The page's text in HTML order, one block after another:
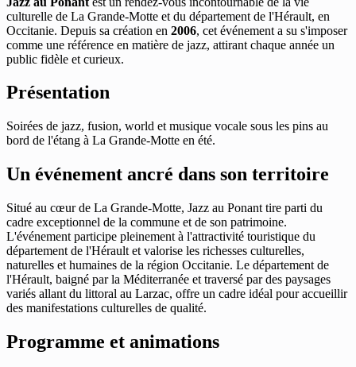
culturelle de La Grande-Motte et du département de l'Hérault, en
Occitanie. Depuis sa création en 2006, cet événement a su s'imposer
comme une référence en matière de jazz, attirant chaque année un
public fidèle et curieux.
Présentation
Soirées de jazz, fusion, world et musique vocale sous les pins au
bord de l'étang à La Grande-Motte en été.
Un événement ancré dans son territoire
Situé au cœur de La Grande-Motte, Jazz au Ponant tire parti du
cadre exceptionnel de la commune et de son patrimoine.
L'événement participe pleinement à l'attractivité touristique du
département de l'Hérault et valorise les richesses culturelles,
naturelles et humaines de la région Occitanie. Le département de
l'Hérault, baigné par la Méditerranée et traversé par des paysages
variés allant du littoral au Larzac, offre un cadre idéal pour accueillir
des manifestations culturelles de qualité.
Programme et animations